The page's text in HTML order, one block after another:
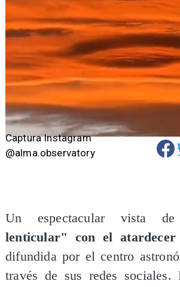
Captura Instagram
@alma.observatory
Un espectacular vista
lenticular" con el
difundida por el centro
través de sus redes sociales.